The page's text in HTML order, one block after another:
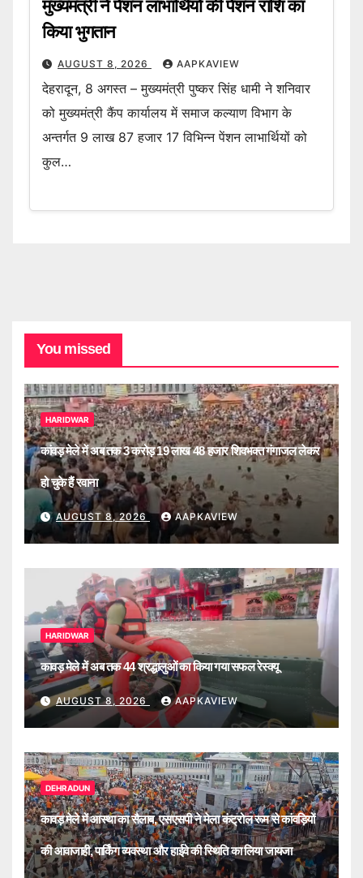
मुख्यमंत्री ने पेंशन लाभार्थियों की पेंशन राशि का
किया भुगतान
AUGUST 8, 2026 AAPKAVIEW
देहरादून, 8 अगस्त – मुख्यमंत्री पुष्कर सिंह धामी ने शनिवार
को मुख्यमंत्री कैंप कार्यालय में समाज कल्याण विभाग के
अन्तर्गत 9 लाख 87 हजार 17 विभिन्न पेंशन लाभार्थियों को
कुल…
You missed
HARIDWAR
कांवड़ मेले में अब तक 3 करोड़ 19 लाख 48 हजार शिवभक्त गंगाजल लेकर
हो चुके हैं रवाना
AUGUST 8, 2026 AAPKAVIEW
HARIDWAR
कावड़ मेले में अब तक 44 श्रद्धालुओं का किया गया सफल रेस्क्यू
AUGUST 8, 2026 AAPKAVIEW
DEHRADUN
कावड़ मेले में आस्था का सैलाब, एसएसपी ने मेला कंट्रोल रूम से कांवड़ियों
की आवाजाही, पार्किंग व्यवस्था और हाईवे की स्थिति का लिया जायजा